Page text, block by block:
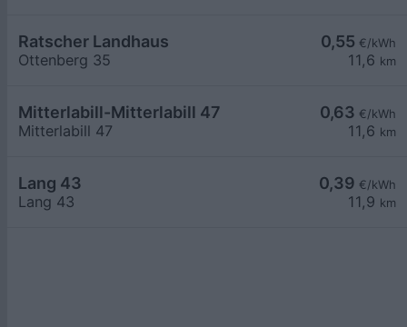
0,55 €/kWh
11,6 km
Ratscher Landhaus
Ottenberg 35
0,63 €/kWh
11,6 km
Mitterlabill-Mitterlabill 47
Mitterlabill 47
0,39 €/kWh
11,9 km
Lang 43
Lang 43